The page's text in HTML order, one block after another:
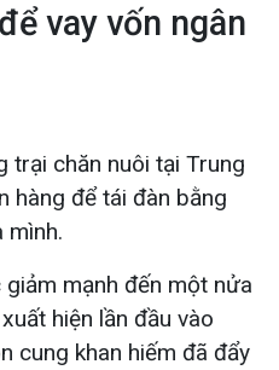
vay vốn ngân
trại chăn nuôi tại Trung
hàng để tái đàn bằng
mình.
mạnh đến một nửa
hiện lần đầu vào
cung khan hiếm đã đẩy